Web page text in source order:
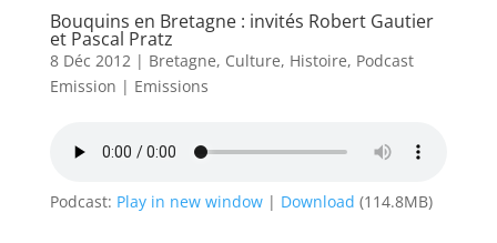
Bouquins en Bretagne : invités Robert Gautier
et Pascal Pratz
8 Déc 2012| Bretagne, Culture, Histoire, Podcast
Emission | Emissions
Podcast: Play in new window| Download (114.8MB)